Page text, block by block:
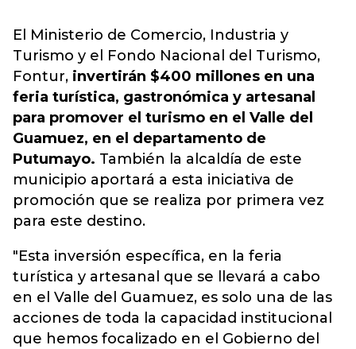
El Ministerio de Comercio, Industria y
Turismo y el Fondo Nacional del Turismo,
Fontur, invertirán $400 millones en una
feria turística, gastronómica y artesanal
para promover el turismo en el Valle del
Guamuez, en el departamento de
Putumayo. También la alcaldía de este
municipio aportará a esta iniciativa de
promoción que se realiza por primera vez
para este destino.
"Esta inversión específica, en la feria
turística y artesanal que se llevará a cabo
en el Valle del Guamuez, es solo una de las
acciones de toda la capacidad institucional
que hemos focalizado en el Gobierno del